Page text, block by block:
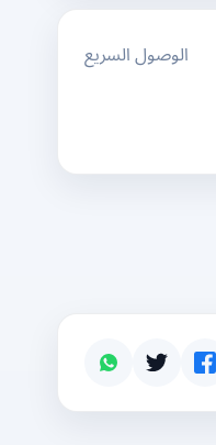
الوصول السريع